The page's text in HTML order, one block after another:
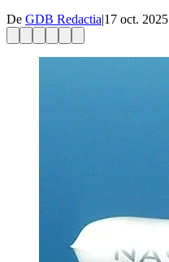
De GDB Redactia|17 oct. 2025